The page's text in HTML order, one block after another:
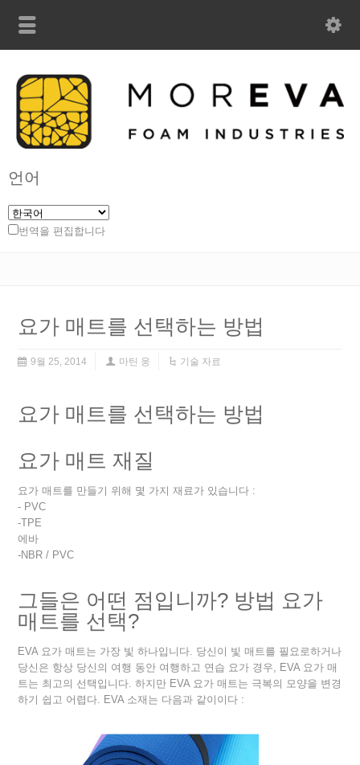
언어
번역을 편집합니다
요가 매트를 선택하는 방법
9월 25, 2014 마틴 웅 기술 자료
요가 매트를 선택하는 방법
요가 매트 재질
요가 매트를 만들기 위해 몇 가지 재료가 있습니다 :
- PVC
-TPE
에바
-NBR / PVC
그들은 어떤 점입니까? 방법 요가
매트를 선택?
EVA 요가 매트는 가장 빛 하나입니다. 당신이 빛 매트를 필요로하거나
당신은 항상 당신의 여행 동안 여행하고 연습 요가 경우, EVA 요가 매
트는 최고의 선택입니다. 하지만 EVA 요가 매트는 극복의 모양을 변경
하기 쉽고 어렵다. EVA 소재는 다음과 같이이다 :